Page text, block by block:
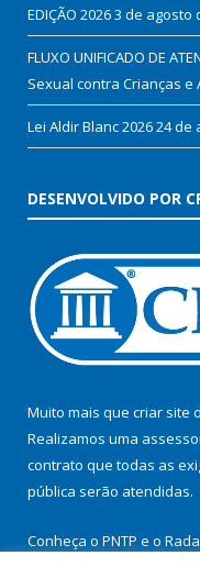
EDIÇÃO 20263 de agosto
FLUXO UNIFICADO DE
Sexual contra Crianças e
Lei Aldir Blanc 202624 de
DESENVOLVIDO POR
Muito mais que criar site
Realizamos uma
contrato que todas as
pública serão atendidas.
Conheça o PNTP e o